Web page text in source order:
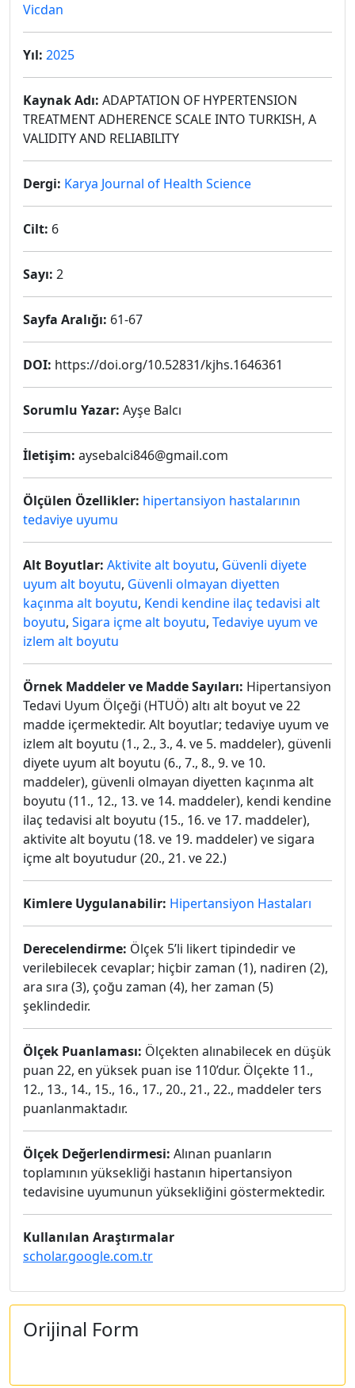
Vicdan
Yıl: 2025
Kaynak Adı: ADAPTATION OF HYPERTENSION
TREATMENT ADHERENCE SCALE INTO TURKISH, A
VALIDITY AND RELIABILITY
Dergi: Karya Journal of Health Science
Cilt: 6
Sayı: 2
Sayfa Aralığı: 61-67
DOI: https://doi.org/10.52831/kjhs.1646361
Sorumlu Yazar: Ayşe Balcı
İletişim: aysebalci846@gmail.com
Ölçülen Özellikler: hipertansiyon hastalarının
tedaviye uyumu
Alt Boyutlar: Aktivite alt boyutu, Güvenli diyete
uyum alt boyutu, Güvenli olmayan diyetten
kaçınma alt boyutu, Kendi kendine ilaç tedavisi alt
boyutu, Sigara içme alt boyutu, Tedaviye uyum ve
izlem alt boyutu
Örnek Maddeler ve Madde Sayıları: Hipertansiyon
Tedavi Uyum Ölçeği (HTUÖ) altı alt boyut ve 22
madde içermektedir. Alt boyutlar; tedaviye uyum ve
izlem alt boyutu (1., 2., 3., 4. ve 5. maddeler), güvenli
diyete uyum alt boyutu (6., 7., 8., 9. ve 10.
maddeler), güvenli olmayan diyetten kaçınma alt
boyutu (11., 12., 13. ve 14. maddeler), kendi kendine
ilaç tedavisi alt boyutu (15., 16. ve 17. maddeler),
aktivite alt boyutu (18. ve 19. maddeler) ve sigara
içme alt boyutudur (20., 21. ve 22.)
Kimlere Uygulanabilir: Hipertansiyon Hastaları
Derecelendirme: Ölçek 5’li likert tipindedir ve
verilebilecek cevaplar; hiçbir zaman (1), nadiren (2),
ara sıra (3), çoğu zaman (4), her zaman (5)
şeklindedir.
Ölçek Puanlaması: Ölçekten alınabilecek en düşük
puan 22, en yüksek puan ise 110’dur. Ölçekte 11.,
12., 13., 14., 15., 16., 17., 20., 21., 22., maddeler ters
puanlanmaktadır.
Ölçek Değerlendirmesi: Alınan puanların
toplamının yüksekliği hastanın hipertansiyon
tedavisine uyumunun yüksekliğini göstermektedir.
Kullanılan Araştırmalar
scholar.google.com.tr
Orijinal Form